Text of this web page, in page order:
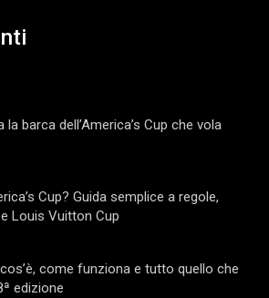
barca dell’America’s Cup che vola
Cup? Guida semplice a regole,
Louis Vuitton Cup
come funziona e tutto quello che
edizione